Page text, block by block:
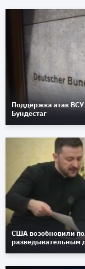
Поддержка атак
Бундестаг
США возобновили
разведывательным